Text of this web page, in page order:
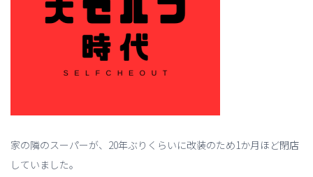
家の隣のスーパーが、20年ぶりくらいに改装のため1か月ほど閉店
していました。